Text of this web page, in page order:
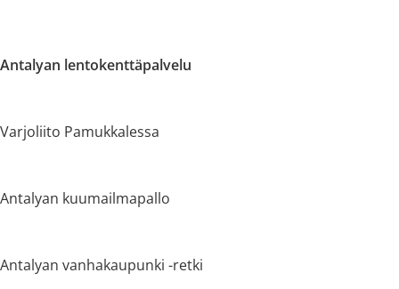
Antalyan lentokenttäpalvelu
Varjoliito Pamukkalessa
Antalyan kuumailmapallo
Antalyan vanhakaupunki -retki